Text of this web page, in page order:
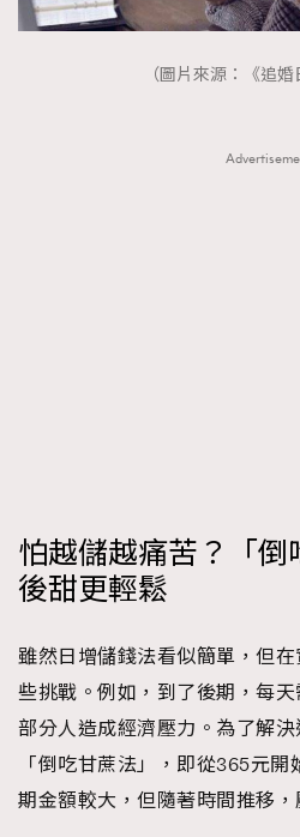
（圖片來源：《追婚
怕越儲越痛苦？「
後甜更輕鬆
雖然日增儲錢法看似簡單，但
些挑戰。例如，到了後期，每
部分人造成經濟壓力。為了解
「倒吃甘蔗法」，即從365元
期金額較大，但隨著時間推移，